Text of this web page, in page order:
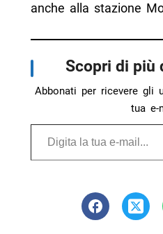
anche alla stazione
Scopri di più
Abbonati per ricevere gli
tua e-
Digita la tua e-mail...